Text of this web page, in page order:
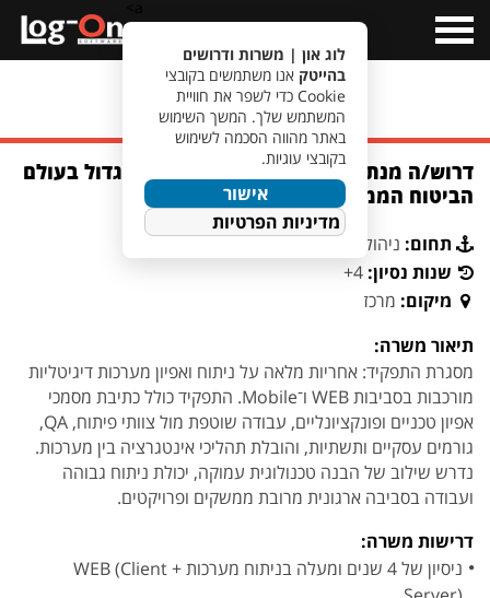
Menu
מעבר לחיפוש משרות
דרוש/ה מנתח/ת מערכות דיגיטל לארגון גדול בעולם
הביטוח הממוקם בפ"ת
תחום: ניהול פרויקטים וניתוח מערכות
שנות נסיון: 4+
מיקום: מרכז
תיאור משרה:
מסגרת התפקיד: אחריות מלאה על ניתוח ואפיון מערכות דיגיטליות
מורכבות בסביבות WEB ו־Mobile. התפקיד כולל כתיבת מסמכי
אפיון טכניים ופונקציונליים, עבודה שוטפת מול צוותי פיתוח, QA,
גורמים עסקיים ותשתיות, והובלת תהליכי אינטגרציה בין מערכות.
נדרש שילוב של הבנה טכנולוגית עמוקה, יכולת ניתוח גבוהה
ועבודה בסביבה ארגונית מרובת ממשקים ופרויקטים.
דרישות משרה:
ניסיון של 4 שנים ומעלה בניתוח מערכות WEB (Client +
לוג און | משרות ודרושים
בהייטק אנו משתמשים בקובצי
Cookie כדי לשפר את חוויית
המשתמש שלך. המשך השימוש
באתר מהווה הסכמה לשימוש
בקובצי עוגיות.
אישור
מדיניות הפרטיות